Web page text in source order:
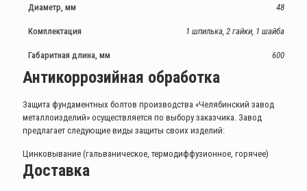
Диаметр, мм 48
Комплектация 1 шпилька, 2 гайки, 1 шайба
Габаритная длина, мм 600
Антикоррозийная обработка
Защита фундаментных болтов производства «Челябинский завод
металлоизделий» осуществляется по выбору заказчика. Завод
предлагает следующие виды защиты своих изделий:
Цинковывание (гальваническое, термодиффузионное, горячее)
Доставка